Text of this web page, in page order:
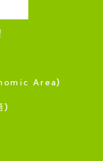
Area)
)